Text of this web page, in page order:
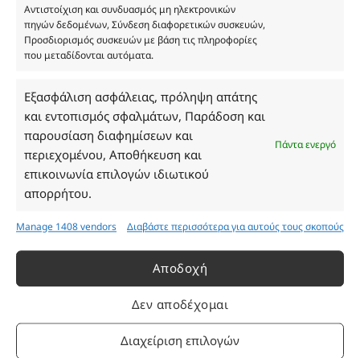
Αντιστοίχιση και συνδυασμός μη ηλεκτρονικών
πηγών δεδομένων, Σύνδεση διαφορετικών συσκευών,
Προσδιορισμός συσκευών με βάση τις πληροφορίες
που μεταδίδονται αυτόματα.
Εξασφάλιση ασφάλειας, πρόληψη απάτης
και εντοπισμός σφαλμάτων, Παράδοση και
παρουσίαση διαφημίσεων και
περιεχομένου, Αποθήκευση και
επικοινωνία επιλογών ιδιωτικού
απορρήτου.
Πάντα ενεργό
Manage 1408 vendors Διαβάστε περισσότερα για αυτούς τους σκοπούς
Αποδοχή
Δεν αποδέχομαι
Διαχείριση επιλογών
ΑΦΜ 803285309
ΓΕΜΗ 193802504000
Ωράριο Καταστήματος
Δευτέρα: 08:30–16:30
Τρίτη: 08:30–16:30
Τετάρτη: 08:30–16:30
Πέμπτη: 08:30–16:30
Σάββατο - Κυριακή: Κλειστά
Πληροφορίες
Εταιρεία
Πρόγραμμα Ανταμοιβής